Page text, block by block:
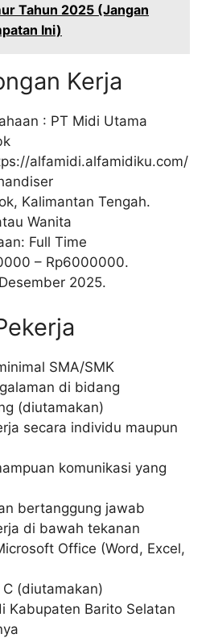
Tahun 2025 (Jangan
Ini)
Kerja
: PT Midi Utama
alfamidi.alfamidiku.com/
Kalimantan Tengah.
Wanita
Full Time
– Rp6000000.
2025.
SMA/SMK
di bidang
(diutamakan)
secara individu maupun
komunikasi yang
bertanggung jawab
di bawah tekanan
Office (Word, Excel,
(diutamakan)
Kabupaten Barito Selatan